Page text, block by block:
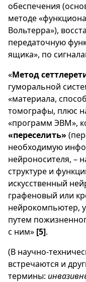
обеспечения
методе
Вольтерра»),
передаточную
ящика», по
«Метод
гуморальной
«материала,
томографы, плюс
«программ ЭВМ»,
«переселить»
необходимую
нейроносителя, –
структуре и
искусственный
графеновый или
нейрокомпьютер,
путем
с ним» [5].
(В научно-
встречаются и
термины: